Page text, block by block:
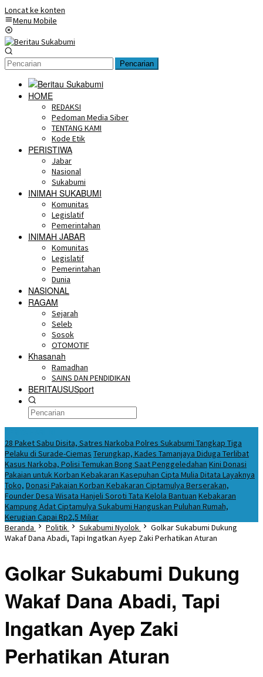
Loncat ke konten
Menu Mobile
Pencarian
HOME
REDAKSI
Pedoman Media Siber
TENTANG KAMI
Kode Etik
PERISTIWA
Jabar
Nasional
Sukabumi
INIMAH SUKABUMI
Komunitas
Legislatif
Pemerintahan
INIMAH JABAR
Komunitas
Legislatif
Pemerintahan
Dunia
NASIONAL
RAGAM
Sejarah
Seleb
Sosok
OTOMOTIF
Khasanah
Ramadhan
SAINS DAN PENDIDIKAN
BERITAUSUSport
28 Paket Sabu Disita, Satres Narkoba Polres Sukabumi Tangkap Tiga
Pelaku di Surade-Ciemas Terungkap, Kades Tamanjaya Diduga Terlibat
Kasus Narkoba, Polisi Temukan Bong Saat Penggeledahan Kini Donasi
Pakaian untuk Korban Kebakaran Kasepuhan Cipta Mulia Ditata Layaknya
Toko, Donasi Pakaian Korban Kebakaran Ciptamulya Berserakan,
Founder Desa Wisata Hanjeli Soroti Tata Kelola Bantuan Kebakaran
Kampung Adat Ciptamulya Sukabumi Hanguskan Puluhan Rumah,
Kerugian Capai Rp2,5 Miliar
Beranda
Politik Sukabumi Nyolok
Golkar Sukabumi Dukung
Wakaf Dana Abadi, Tapi Ingatkan Ayep Zaki Perhatikan Aturan
Golkar Sukabumi Dukung
Wakaf Dana Abadi, Tapi
Ingatkan Ayep Zaki
Perhatikan Aturan